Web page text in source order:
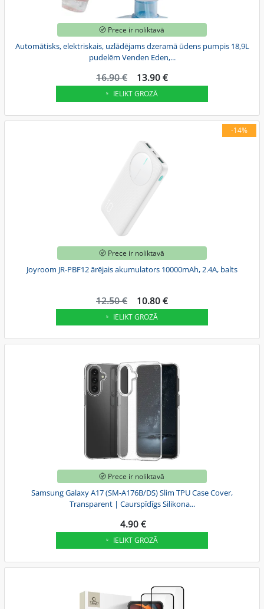
Prece ir noliktavā
Automātisks, elektriskais, uzlādējams dzeramā ūdens pumpis 18,9L
pudelēm Venden Eden,...
16.90 € 13.90 €
IELIKT GROZĀ
-14%
Prece ir noliktavā
Joyroom JR-PBF12 ārējais akumulators 10000mAh, 2.4A, balts
12.50 € 10.80 €
IELIKT GROZĀ
Prece ir noliktavā
Samsung Galaxy A17 (SM-A176B/DS) Slim TPU Case Cover,
Transparent | Caurspīdīgs Silikona...
4.90 €
IELIKT GROZĀ